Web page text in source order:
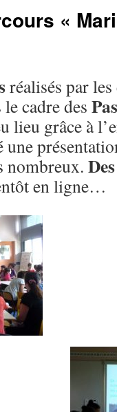
«
réalisés par les
le cadre des
lieu grâce à
nombreux.
en ligne…